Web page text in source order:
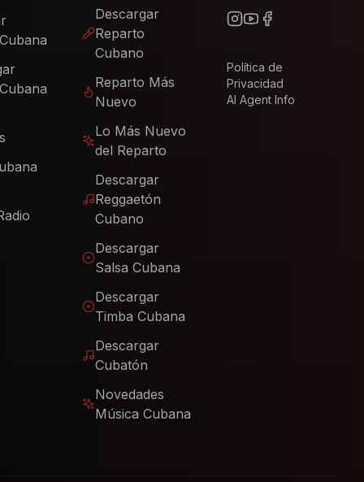
Descargar
Reparto
Cubano
Reparto Más
Nuevo
Lo Más Nuevo
del Reparto
Descargar
Reggaetón
Cubano
Descargar
Salsa Cubana
Descargar
Timba Cubana
Descargar
Cubatón
Novedades
Música Cubana
Política de
Privacidad
AI Agent Info